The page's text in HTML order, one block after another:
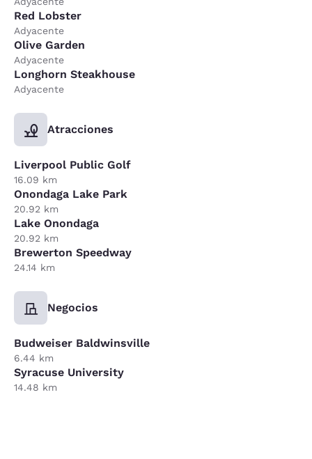
Red Lobster
Adyacente
Olive Garden
Adyacente
Longhorn Steakhouse
Adyacente
Atracciones
Liverpool Public Golf
16.09 km
Onondaga Lake Park
20.92 km
Lake Onondaga
20.92 km
Brewerton Speedway
24.14 km
Negocios
Budweiser Baldwinsville
6.44 km
Syracuse University
14.48 km